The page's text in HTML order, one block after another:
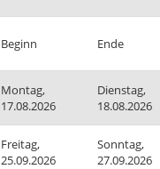
Beginn Ende
Montag,
17.08.2026
Dienstag,
18.08.2026
Freitag,
25.09.2026
Sonntag,
27.09.2026